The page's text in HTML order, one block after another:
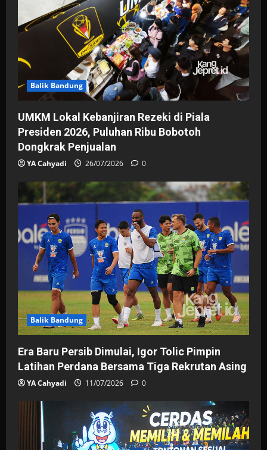
Balik Bandung
UMKM Lokal Kebanjiran Rezeki di Piala
Presiden 2026, Puluhan Ribu Bobotoh
Dongkrak Penjualan
YA Cahyadi 26/07/2026 0
Balik Bandung
Era Baru Persib Dimulai, Igor Tolic Pimpin
Latihan Perdana Bersama Tiga Rekrutan Asing
YA Cahyadi 11/07/2026 0